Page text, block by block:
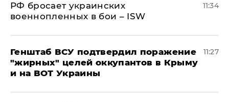
РФ бросает украинских
военнопленных в бои – ISW
11:34
Генштаб ВСУ подтвердил поражение
"жирных" целей оккупантов в Крыму
и на ВОТ Украины
11:27